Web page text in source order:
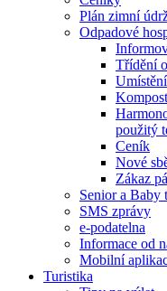
Plán zimní
Odpadové
Třídění
použitý
Ceník
Nové
Zákaz
Senior a Baby
SMS zprávy
e-podatelna
Informace od
Mobilní
Turistika